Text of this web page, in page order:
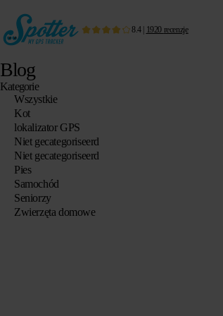
8.4| 1920 recenzje
Blog
Kategorie
Wszystkie
Kot
lokalizator GPS
Niet gecategoriseerd
Niet gecategoriseerd
Pies
Samochód
Seniorzy
Zwierzęta domowe